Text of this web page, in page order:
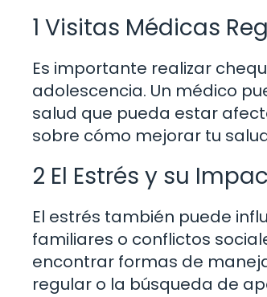
1 Visitas Médicas
Es importante realizar
adolescencia. Un médico
salud que pueda estar
sobre cómo mejorar tu
2 El Estrés y su
El estrés también puede
familiares o conflictos
encontrar formas de
regular o la búsqueda de